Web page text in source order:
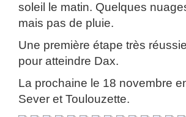
soleil le matin. Quelques
mais pas de pluie.
Une première étape très
pour atteindre Dax.
La prochaine le 18 novembre
Sever et Toulouzette.